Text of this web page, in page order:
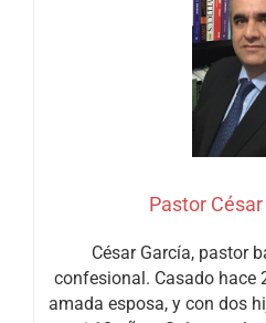
Pastor
César García, pastor
confesional. Casado hace
amada esposa, y con dos